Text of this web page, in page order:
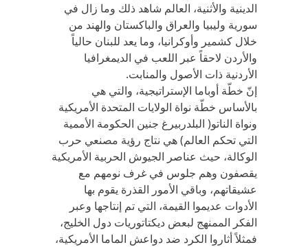
الدينية والأثنية، العالم شاهد ذلك وما زال في
سورية وليبيا والعراق والباكستان والهند من
خلال كشمير وأوكرانيا، وما يعد للبنان حالياً
والأردن لاحقاً عبر اللعب في الديمغرافيا
الأردنية ذات الأصول والمنابت.
إنّ خطّة أوباما الإستراتيجية، والتي هي
بالأساس خطّة نواة الولايات المتحدة الأمريكية
ونواة الناتو( البلدربيرغ جنين الحكومة الأممية
التي تحكم العالم) هي نتاج رؤية مصنعي حرب
الوكالة، حيث عناصر الجيوش الحربية الأمريكية
يقصفون وهم جلوس في غرف نومهم مع
عشيقاتهم، وباقي الأمور القذرة يقوم بها
الأدوات عديموا القيمة، التي تم إنتاجها وعبر
الفكر الممنهج لبعض ديكتاتوريات دول الخليج،
فمثلاً أثاروا الكرد ضد دواعش الماما الأمريكية،